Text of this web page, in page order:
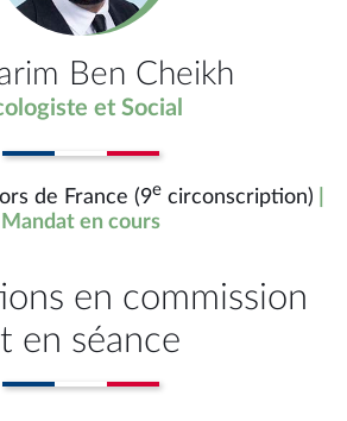
Ben Cheikh
et Social
de France (9e circonscription)
Mandat en cours
en commission
en séance